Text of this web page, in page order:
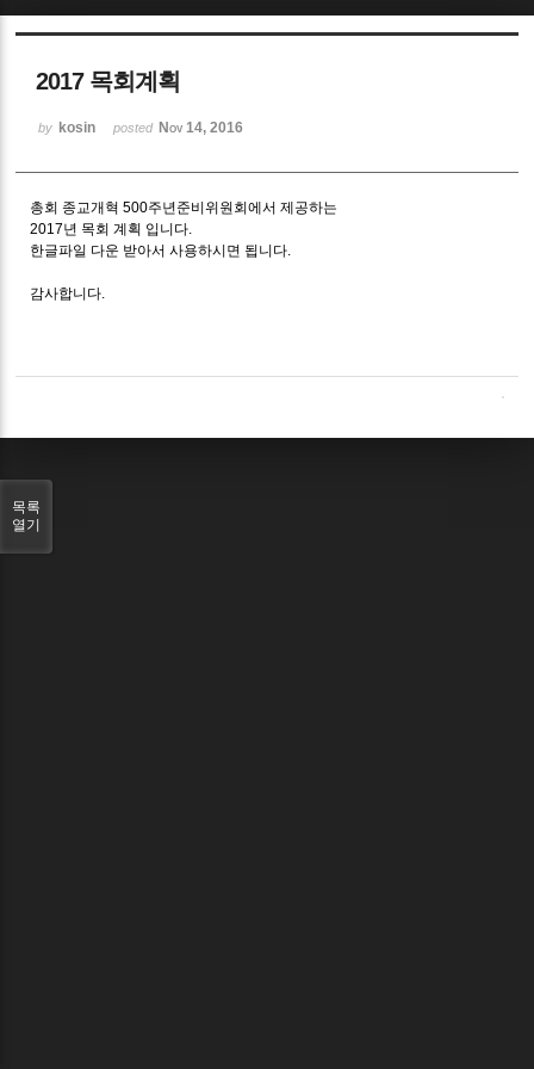
2017 목회계획
by kosin posted Nov 14, 2016
총회 종교개혁 500주년준비위원회에서 제공하는
2017년 목회 계획 입니다.
한글파일 다운 받아서 사용하시면 됩니다.
감사합니다.
목록
열기
Sketchbook5, 스케치북5
Sketchbook5, 스케치북5